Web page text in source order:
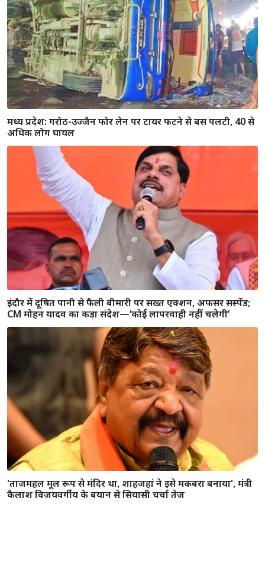
मध्य प्रदेश: गरोठ-उज्जैन फोर लेन पर टायर फटने से बस पलटी, 40 से
अधिक लोग घायल
इंदौर में दूषित पानी से फैली बीमारी पर सख्त एक्शन, अफसर सस्पेंड;
CM मोहन यादव का कड़ा संदेश—‘कोई लापरवाही नहीं चलेगी’
'ताजमहल मूल रूप से मंदिर था, शाहजहां ने इसे मकबरा बनाया', मंत्री
कैलाश विजयवर्गीय के बयान से सियासी चर्चा तेज